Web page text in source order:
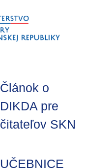
Článok o
DIKDA pre
čitateľov SKN
UČEBNICE